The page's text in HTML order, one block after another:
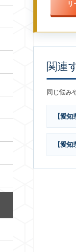
関連
同じ悩み
【愛
【愛